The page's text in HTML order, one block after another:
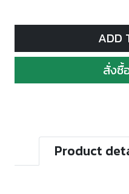
ADD
สั่งซื้
Product